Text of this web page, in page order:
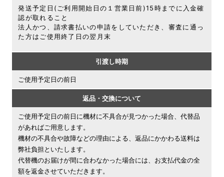
発送予定日(ご利用開始日の１営業日前)15時までに入金確
認が取れること
法人かつ、請求書払いの申請をしていただき、審査に通っ
た方はご使用終了日の翌月末
引渡し時期
ご使用予定日の前日
返品・交換について
ご使用予定日の前日に機材に不具合が見つかった場合、代替品
があればご用意します。
機材の不具合や故障などの理由による、返品にかかわる送料は
弊社負担といたします。
代替機のお届けが間に合わなかった場合には、お支払代金の全
額を返金させていただきます。